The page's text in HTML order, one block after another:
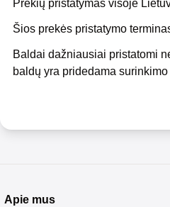
Prekių pristatymas visoje
Šios prekės pristatymo
Baldai dažniausiai pristatomi
baldų yra pridedama
Apie mus